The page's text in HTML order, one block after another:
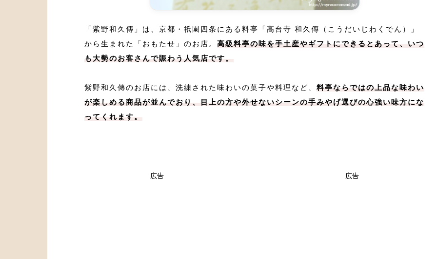
「紫野和久傳」は、京都・祇園四条にある料亭「高台寺 和久傳（こうだいじわくでん）」
から生まれた「おもたせ」のお店。 高級料亭の味を手土産やギフトにできるとあって、いつ
も大勢のお客さんで賑わう人気店です。
紫野和久傳のお店には、洗練された味わいの菓子や料理など、 料亭ならではの上品な味わい
が楽しめる商品が並んでおり、目上の方や外せないシーンの手みやげ選びの心強い味方にな
ってくれます。
広告 広告